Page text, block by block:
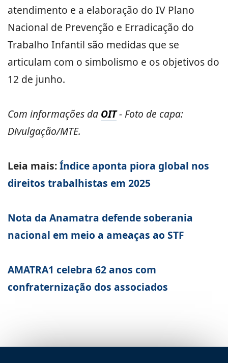
atendimento e a elaboração do IV Plano
Nacional de Prevenção e Erradicação do
Trabalho Infantil são medidas que se
articulam com o simbolismo e os objetivos do
12 de junho.
Com informações da OIT- Foto de capa:
Divulgação/MTE.
Leia mais:Índice aponta piora global nos
direitos trabalhistas em 2025
Nota da Anamatra defende soberania
nacional em meio a ameaças ao STF
AMATRA1 celebra 62 anos com
confraternização dos associados